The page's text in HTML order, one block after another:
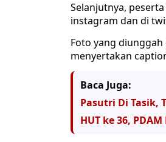
Selanjutnya,
instagram dan di
Foto yang
menyertakan
Baca Juga:
Pasutri Di Tasik,
HUT ke 36,